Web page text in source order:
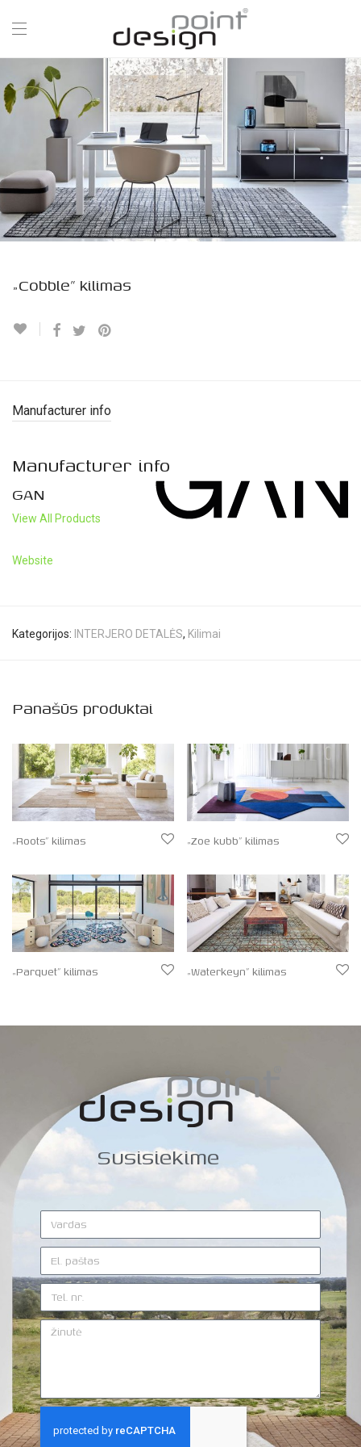
„Cobble” kilimas
Manufacturer info
Manufacturer info
GAN
View All Products
Website
Kategorijos: INTERJERO DETALĖS, Kilimai
Panašūs produktai
„Roots” kilimas „Zoe kubb” kilimas
„Parquet” kilimas „Waterkeyn” kilimas
Susisiekime